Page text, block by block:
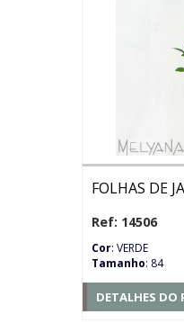
FOLHAS DE
Ref: 14506
Cor: VERDE
Tamanho: 84
DETALHES DO